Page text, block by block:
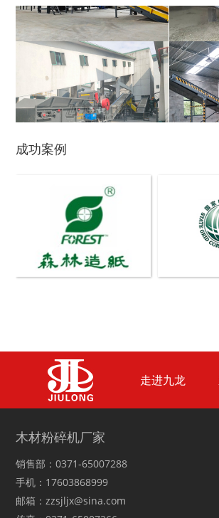
生活垃圾破碎机
成功案例
走进九龙
木材粉碎机厂家
销售部：0371-65007288
手机：17603868999
邮箱：zzsjljx@sina.com